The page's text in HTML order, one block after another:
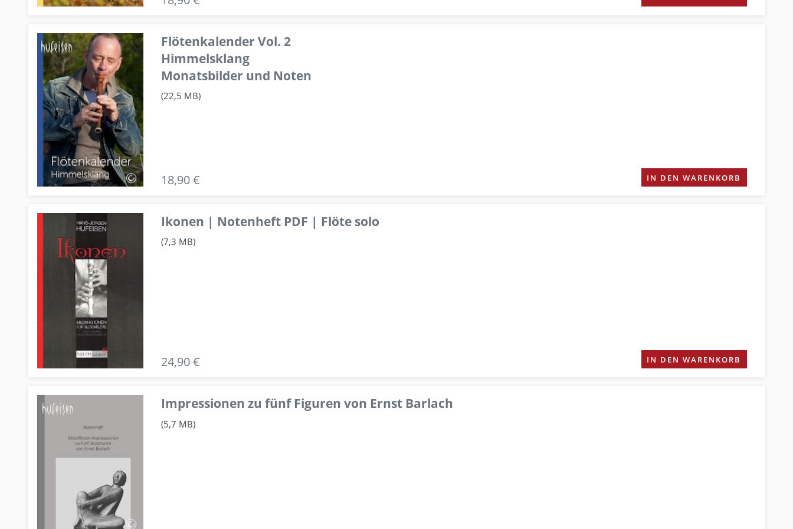
Flötenkalender Vol. 2
Himmelsklang
Monatsbilder und Noten
(22,5 MB)
18,90 € IN DEN WARENKORB
Ikonen | Notenheft PDF | Flöte solo
(7,3 MB)
24,90 € IN DEN WARENKORB
Impressionen zu fünf Figuren von Ernst Barlach
(5,7 MB)